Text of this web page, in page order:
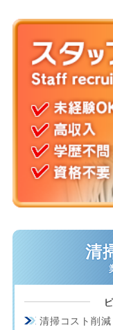
清
清掃コスト削